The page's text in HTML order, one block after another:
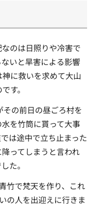
のは日照りや冷害で
いと旱害による影響
に救いを求めて大山
す。
の前日の昼ごろ村を
を竹筒に貰って大事
は途中で立ち止まった
ってしまうと言われ
た。
竹で梵天を作り、これ
の人を出迎えに行きま